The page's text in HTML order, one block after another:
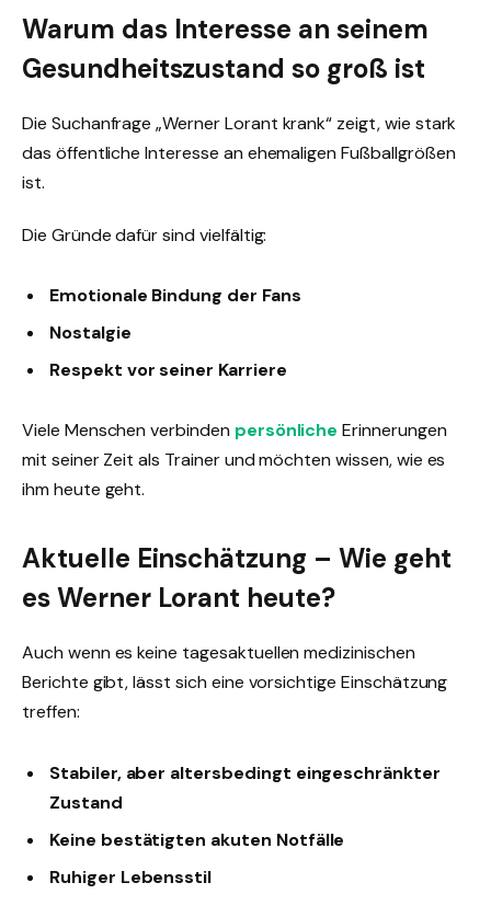
Warum das Interesse an seinem
Gesundheitszustand so groß ist
Die Suchanfrage „Werner Lorant krank“ zeigt, wie stark
das öffentliche Interesse an ehemaligen Fußballgrößen
ist.
Die Gründe dafür sind vielfältig:
Emotionale Bindung der Fans
Nostalgie
Respekt vor seiner Karriere
Viele Menschen verbinden persönliche Erinnerungen
mit seiner Zeit als Trainer und möchten wissen, wie es
ihm heute geht.
Aktuelle Einschätzung – Wie geht
es Werner Lorant heute?
Auch wenn es keine tagesaktuellen medizinischen
Berichte gibt, lässt sich eine vorsichtige Einschätzung
treffen:
Stabiler, aber altersbedingt eingeschränkter
Zustand
Keine bestätigten akuten Notfälle
Ruhiger Lebensstil